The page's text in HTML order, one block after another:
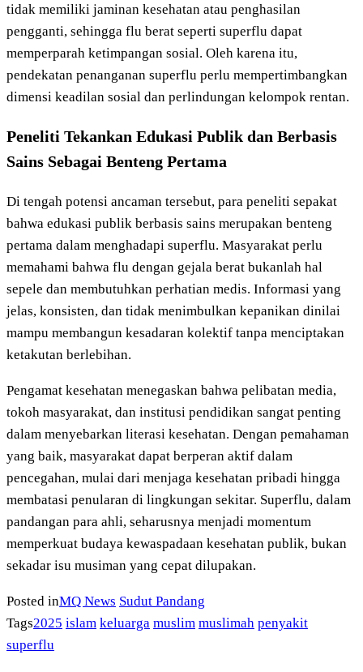
tidak memiliki jaminan kesehatan atau penghasilan
pengganti, sehingga flu berat seperti superflu dapat
memperparah ketimpangan sosial. Oleh karena itu,
pendekatan penanganan superflu perlu mempertimbangkan
dimensi keadilan sosial dan perlindungan kelompok rentan.
Peneliti Tekankan Edukasi Publik dan Berbasis
Sains Sebagai Benteng Pertama
Di tengah potensi ancaman tersebut, para peneliti sepakat
bahwa edukasi publik berbasis sains merupakan benteng
pertama dalam menghadapi superflu. Masyarakat perlu
memahami bahwa flu dengan gejala berat bukanlah hal
sepele dan membutuhkan perhatian medis. Informasi yang
jelas, konsisten, dan tidak menimbulkan kepanikan dinilai
mampu membangun kesadaran kolektif tanpa menciptakan
ketakutan berlebihan.
Pengamat kesehatan menegaskan bahwa pelibatan media,
tokoh masyarakat, dan institusi pendidikan sangat penting
dalam menyebarkan literasi kesehatan. Dengan pemahaman
yang baik, masyarakat dapat berperan aktif dalam
pencegahan, mulai dari menjaga kesehatan pribadi hingga
membatasi penularan di lingkungan sekitar. Superflu, dalam
pandangan para ahli, seharusnya menjadi momentum
memperkuat budaya kewaspadaan kesehatan publik, bukan
sekadar isu musiman yang cepat dilupakan.
Posted inMQ News Sudut Pandang
Tags2025 islam keluarga muslim muslimah penyakit
superflu